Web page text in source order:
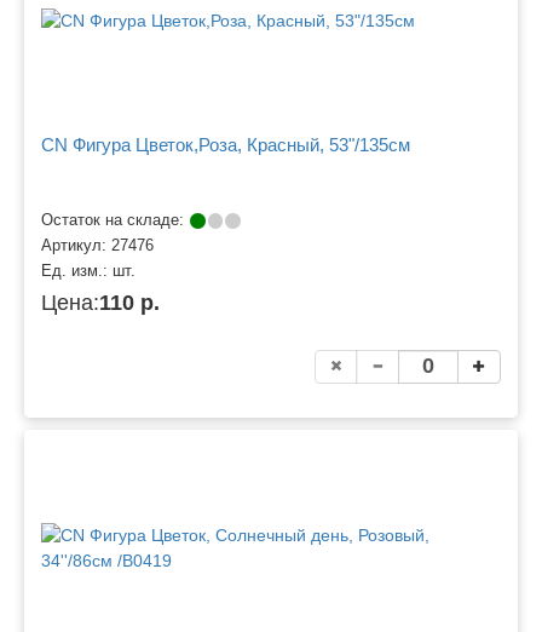
CN Фигура Цветок,Роза, Красный, 53"/135см
Остаток на складе:
Артикул: 27476
Ед. изм.: шт.
Цена:110 р.